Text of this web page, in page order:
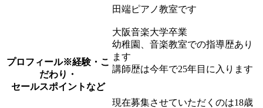
プロフィール※経験・こ
だわり・
セールスポイントなど
田端ピアノ教室です
大阪音楽大学卒業
幼稚園、音楽教室での指導歴あり
ます
講師歴は今年で25年目に入ります
現在募集させていただくのは18歳